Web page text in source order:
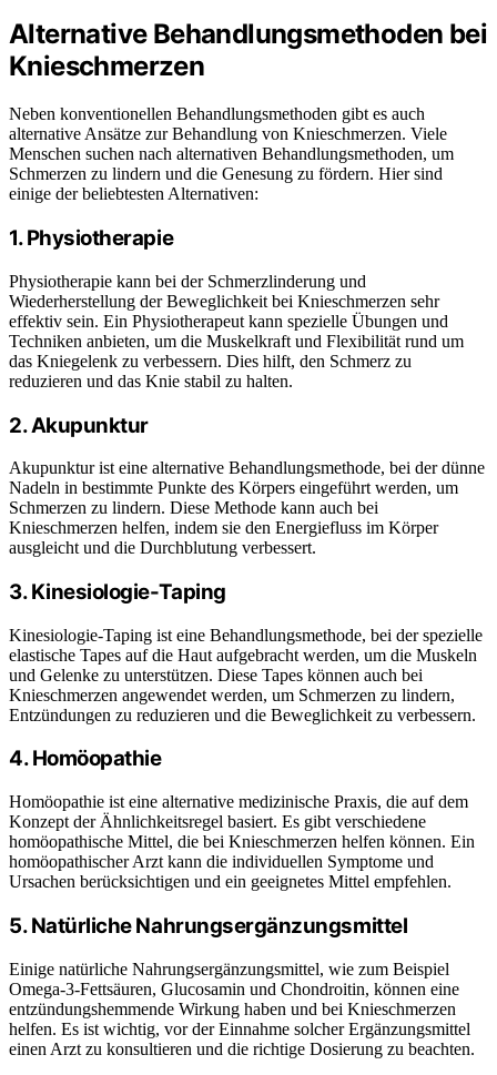
Alternative Behandlungsmethoden bei
Knieschmerzen
Neben konventionellen Behandlungsmethoden gibt es auch
alternative Ansätze zur Behandlung von Knieschmerzen. Viele
Menschen suchen nach alternativen Behandlungsmethoden, um
Schmerzen zu lindern und die Genesung zu fördern. Hier sind
einige der beliebtesten Alternativen:
1. Physiotherapie
Physiotherapie kann bei der Schmerzlinderung und
Wiederherstellung der Beweglichkeit bei Knieschmerzen sehr
effektiv sein. Ein Physiotherapeut kann spezielle Übungen und
Techniken anbieten, um die Muskelkraft und Flexibilität rund um
das Kniegelenk zu verbessern. Dies hilft, den Schmerz zu
reduzieren und das Knie stabil zu halten.
2. Akupunktur
Akupunktur ist eine alternative Behandlungsmethode, bei der dünne
Nadeln in bestimmte Punkte des Körpers eingeführt werden, um
Schmerzen zu lindern. Diese Methode kann auch bei
Knieschmerzen helfen, indem sie den Energiefluss im Körper
ausgleicht und die Durchblutung verbessert.
3. Kinesiologie-Taping
Kinesiologie-Taping ist eine Behandlungsmethode, bei der spezielle
elastische Tapes auf die Haut aufgebracht werden, um die Muskeln
und Gelenke zu unterstützen. Diese Tapes können auch bei
Knieschmerzen angewendet werden, um Schmerzen zu lindern,
Entzündungen zu reduzieren und die Beweglichkeit zu verbessern.
4. Homöopathie
Homöopathie ist eine alternative medizinische Praxis, die auf dem
Konzept der Ähnlichkeitsregel basiert. Es gibt verschiedene
homöopathische Mittel, die bei Knieschmerzen helfen können. Ein
homöopathischer Arzt kann die individuellen Symptome und
Ursachen berücksichtigen und ein geeignetes Mittel empfehlen.
5. Natürliche Nahrungsergänzungsmittel
Einige natürliche Nahrungsergänzungsmittel, wie zum Beispiel
Omega-3-Fettsäuren, Glucosamin und Chondroitin, können eine
entzündungshemmende Wirkung haben und bei Knieschmerzen
helfen. Es ist wichtig, vor der Einnahme solcher Ergänzungsmittel
einen Arzt zu konsultieren und die richtige Dosierung zu beachten.